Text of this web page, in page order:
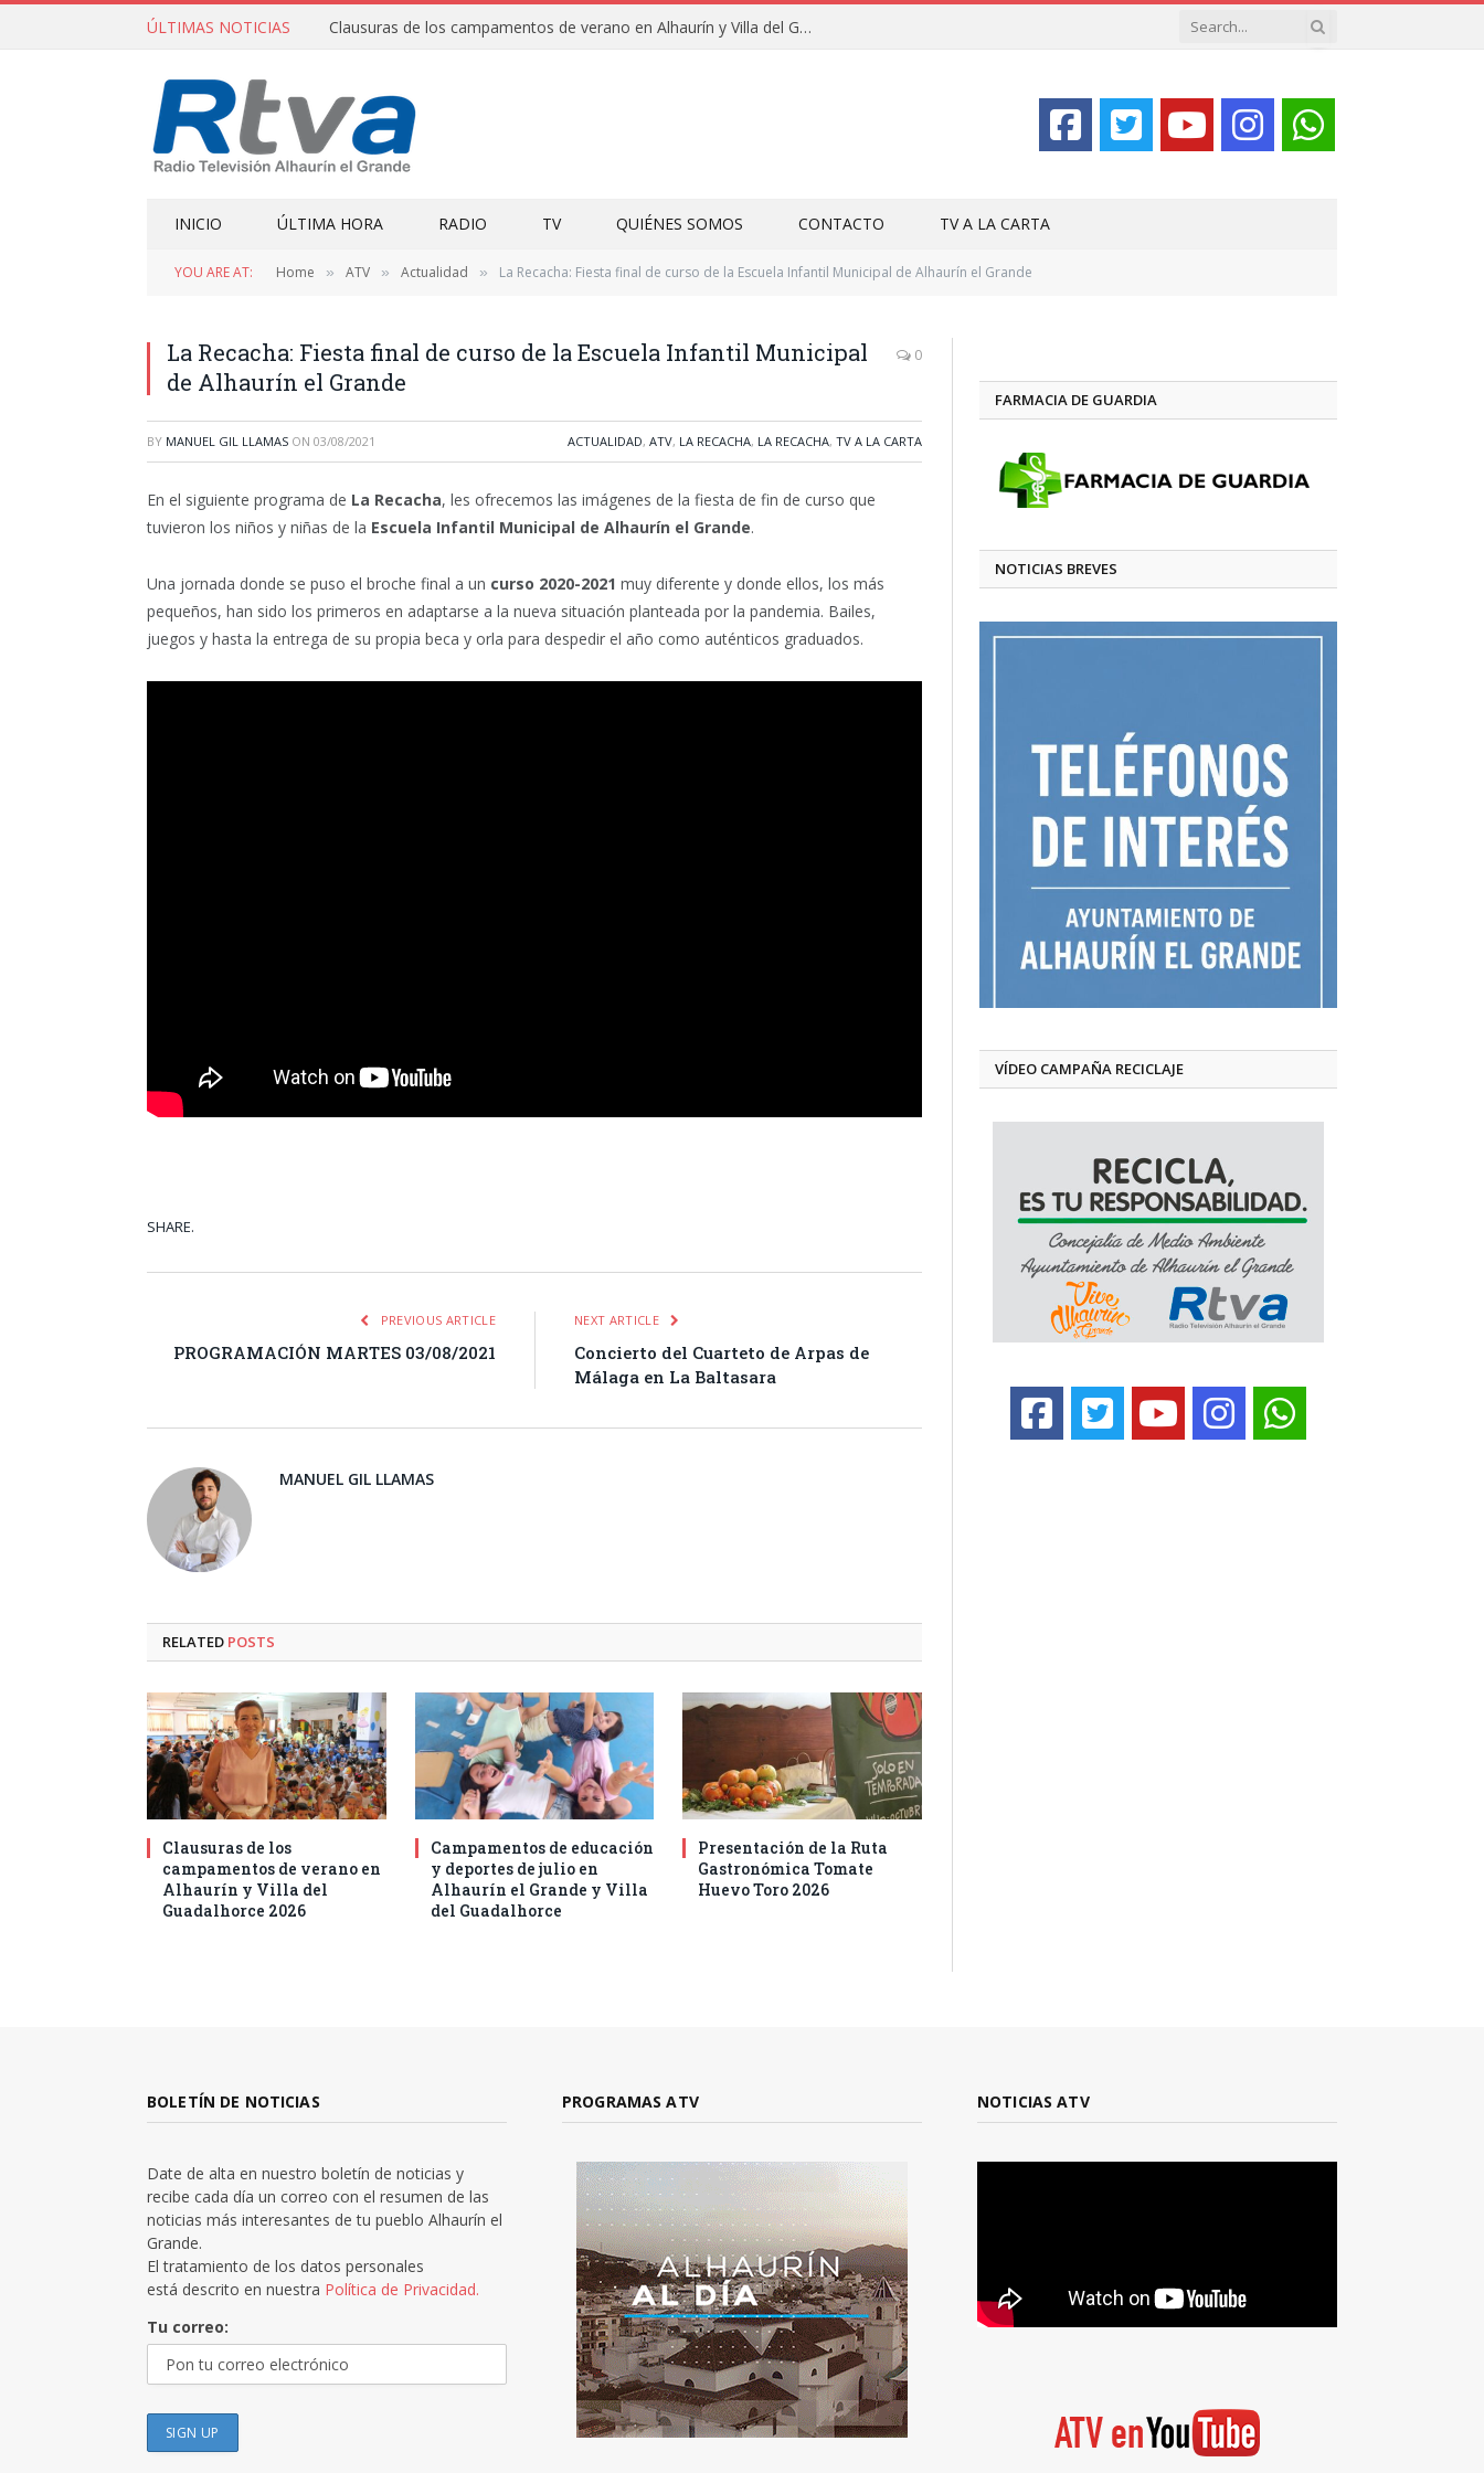
ÚLTIMAS NOTICIAS Clausuras de los campamentos de verano en Alhaurín y Villa del Guadalhorce 2026
INICIO ÚLTIMA HORA RADIO TV QUIÉNES SOMOS CONTACTO TV A LA CARTA
YOU ARE AT: Home » ATV » Actualidad » La Recacha: Fiesta final de curso de la Escuela Infantil Municipal de Alhaurín el Grande
La Recacha: Fiesta final de curso de la Escuela Infantil Municipal
de Alhaurín el Grande
0
BY MANUEL GIL LLAMAS ON 03/08/2021 ACTUALIDAD, ATV, LA RECACHA, LA RECACHA, TV A LA CARTA
En el siguiente programa de La Recacha, les ofrecemos las imágenes de la fiesta de fin de curso que
tuvieron los niños y niñas de la Escuela Infantil Municipal de Alhaurín el Grande.
Una jornada donde se puso el broche final a un curso 2020-2021 muy diferente y donde ellos, los más
pequeños, han sido los primeros en adaptarse a la nueva situación planteada por la pandemia. Bailes,
juegos y hasta la entrega de su propia beca y orla para despedir el año como auténticos graduados.
SHARE.
PREVIOUS ARTICLE
PROGRAMACIÓN MARTES 03/08/2021
NEXT ARTICLE
Concierto del Cuarteto de Arpas de
Málaga en La Baltasara
MANUEL GIL LLAMAS
RELATED POSTS
Clausuras de los
campamentos de verano en
Alhaurín y Villa del
Guadalhorce 2026
Campamentos de educación
y deportes de julio en
Alhaurín el Grande y Villa
del Guadalhorce
Presentación de la Ruta
Gastronómica Tomate
Huevo Toro 2026
FARMACIA DE GUARDIA
NOTICIAS BREVES
VÍDEO CAMPAÑA RECICLAJE
BOLETÍN DE NOTICIAS
Date de alta en nuestro boletín de noticias y
recibe cada día un correo con el resumen de las
noticias más interesantes de tu pueblo Alhaurín el
Grande.
El tratamiento de los datos personales
está descrito en nuestra Política de Privacidad.
Tu correo:
PROGRAMAS ATV NOTICIAS ATV